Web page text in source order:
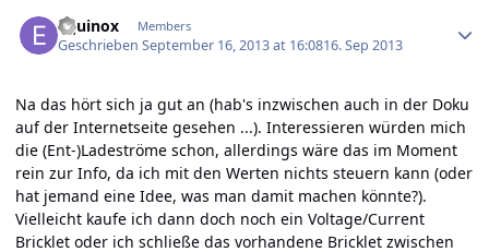
Equinox Members
GeschriebenSeptember 16, 2013 at 16:0816. Sep 2013
Na das hört sich ja gut an (hab's inzwischen auch in der Doku
auf der Internetseite gesehen ...). Interessieren würden mich
die (Ent-)Ladeströme schon, allerdings wäre das im Moment
rein zur Info, da ich mit den Werten nichts steuern kann (oder
hat jemand eine Idee, was man damit machen könnte?).
Vielleicht kaufe ich dann doch noch ein Voltage/Current
Bricklet oder ich schließe das vorhandene Bricklet zwischen